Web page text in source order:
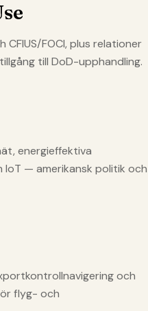
CFIUS/FOCI, plus relationer
till DoD-upphandling.
energieffektiva
IoT — amerikansk politik och
och
flyg- och